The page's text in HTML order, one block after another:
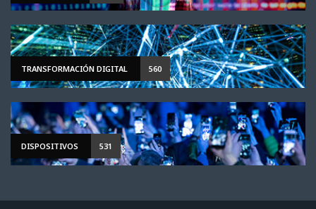
TRANSFORMACIÓN DIGITAL 560
DISPOSITIVOS 531